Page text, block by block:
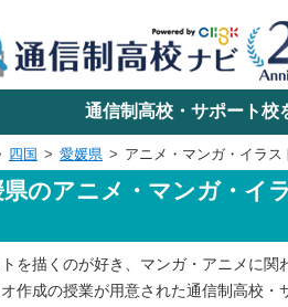
探す
エリアから探す
通信制高校・サポート校
四国 愛媛県 アニメ・マンガ・イラス
県のアニメ・マンガ・イ
を描くのが好き、マンガ・アニメに関
作成の授業が用意された通信制高校・